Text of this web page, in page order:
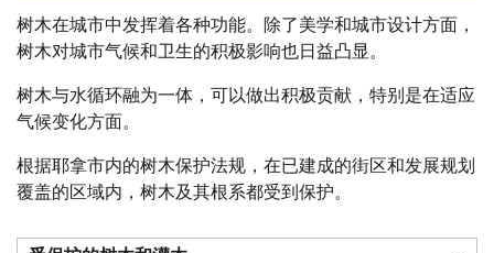
树木在城市中发挥着各种功能。除了美学和城市设计方面，
树木对城市气候和卫生的积极影响也日益凸显。
树木与水循环融为一体，可以做出积极贡献，特别是在适应
气候变化方面。
根据耶拿市内的树木保护法规，在已建成的街区和发展规划
覆盖的区域内，树木及其根系都受到保护。